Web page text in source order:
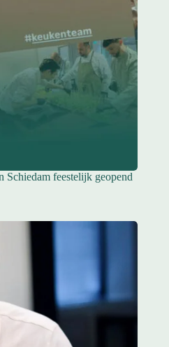
feestelijk geopend